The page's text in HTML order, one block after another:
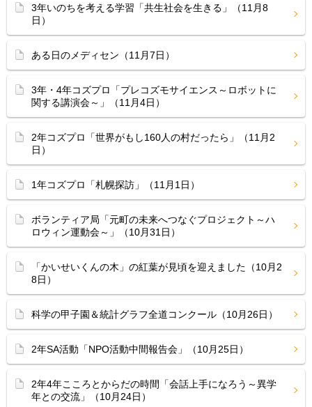
3年いのちを考える学習「共生社会を生きる」（11月8
日）
ある日のメディセン（11月7日）
3年・4年コズプロ「プレコズモサイエンス～ロボットに
関する講演会～」（11月4日）
2年コズプロ「世界がもし160人の村だったら」（11月2
日）
1年コズプロ「札幌探訪」（11月1日）
ボランティア局「元町の未来へつなぐプロジェクト～ハ
ロウィン運動会～」（10月31日）
「かいせいくんの木」の紅葉が見頃を迎えました（10月2
8日）
科学の甲子園＆統計グラフ全道コンクール（10月26日）
2年SA活動「NPO活動中間報告会」（10月25日）
2年4年こころとからだの時間「会話上手になろう～異学
年との交流」（10月24日）